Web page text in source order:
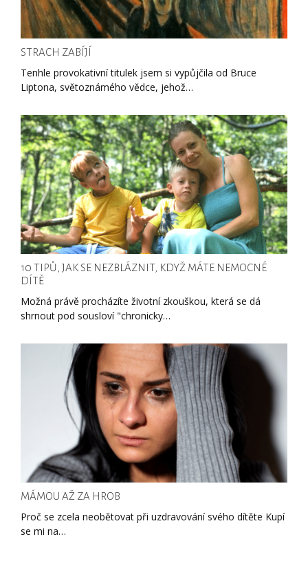
STRACH ZABÍJÍ
Tenhle provokativní titulek jsem si vypůjčila od Bruce
Liptona, světoznámého vědce, jehož…
10 TIPŮ, JAK SE NEZBLÁZNIT, KDYŽ MÁTE NEMOCNÉ
DÍTĚ
Možná právě procházíte životní zkouškou, která se dá
shrnout pod sousloví "chronicky…
MÁMOU AŽ ZA HROB
Proč se zcela neobětovat při uzdravování svého dítěte Kupí
se mi na…